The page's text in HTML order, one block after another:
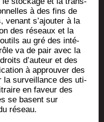
à des fins de
venant s’ajouter à la
des réseaux et la
au gré des inté­
va de pair avec la
d’auteur et des
à approu­ver des
la sur­veillance des uti­
en faveur des
se basent sur
réseau.